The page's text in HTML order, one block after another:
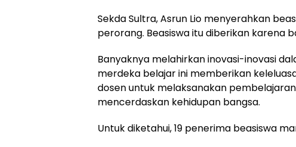
Sekda Sultra, Asrun Lio menyerahkan
perorang. Beasiswa itu diberikan karena
Banyaknya melahirkan inovasi-inovasi
merdeka belajar ini memberikan
dosen untuk melaksanakan
mencerdaskan kehidupan bangsa.
Untuk diketahui, 19 penerima beasiswa